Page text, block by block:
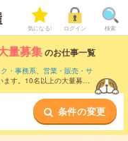
気になる! ログイン 検索
量募集のお仕事一覧
・事務系、 営業・販売・サ
ます。10名以上の大量募集
条件の変更